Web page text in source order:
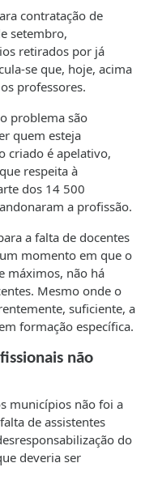
contratação de
setembro,
retirados por já
se que, hoje, acima
professores.
problema são
quem esteja
criado é apelativo,
respeita à
dos 14 500
a profissão.
a falta de docentes
momento em que o
máximos, não há
Mesmo onde o
suficiente, a
formação específica.
não
municípios não foi a
de assistentes
do
deveria ser